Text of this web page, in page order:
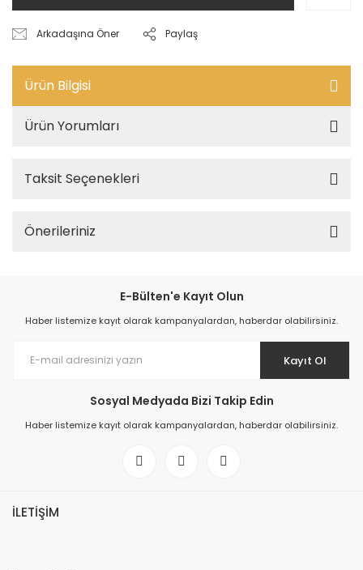
Arkadaşına Öner Paylaş
Ürün Bilgisi
Ürün Yorumları
Taksit Seçenekleri
Önerileriniz
E-Bülten'e Kayıt Olun
Haber listemize kayıt olarak kampanyalardan, haberdar olabilirsiniz.
Kayıt Ol
Sosyal Medyada Bizi Takip Edin
Haber listemize kayıt olarak kampanyalardan, haberdar olabilirsiniz.
İLETİŞİM